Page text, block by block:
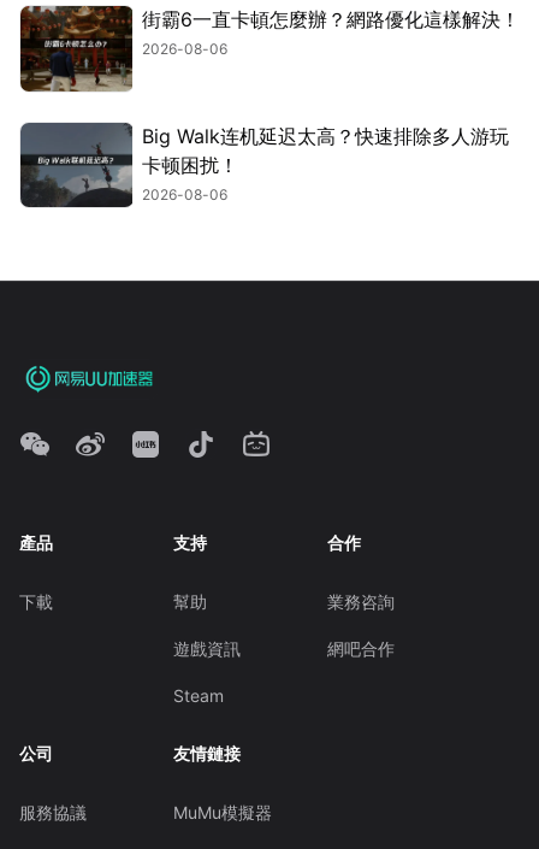
街霸6一直卡頓怎麼辦？網路優化這樣解決！
2026-08-06
Big Walk连机延迟太高？快速排除多人游玩
卡顿困扰！
2026-08-06
產品
下載
支持
幫助
遊戲資訊
Steam
合作
業務咨詢
網吧合作
公司
服務協議
友情鏈接
MuMu模擬器